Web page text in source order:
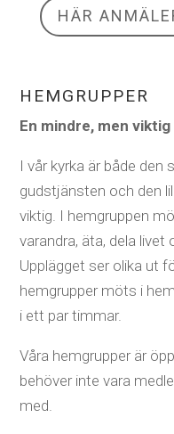
HÄR
HEMGRUPPER
En mindre, men
I vår kyrka är både den
gudstjänsten och den
viktig. I hemgruppen
varandra, äta, dela livet
Upplägget ser olika ut
hemgrupper möts i
i ett par timmar.
Våra hemgrupper är
behöver inte vara
med.